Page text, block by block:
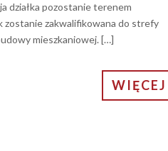
działka pozostanie terenem
zostanie zakwalifikowana do strefy
mieszkaniowej. […]
WIĘCEJ